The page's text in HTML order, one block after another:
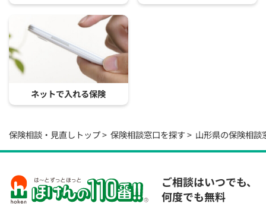
ネットで入れる保険
保険相談・見直しトップ 保険相談窓口を探す 山形県の保険相談
ご相談はいつでも、
何度でも無料